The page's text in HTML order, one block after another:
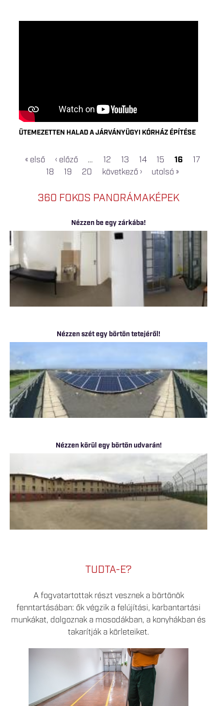
ÜTEMEZETTEN HALAD A JÁRVÁNYÜGYI KÓRHÁZ ÉPÍTÉSE
OLDALAK
« első ‹ előző … 12 13 14 15 16
17
18
19 20 következő › utolsó »
360 FOKOS PANORÁMAKÉPEK
Nézzen be egy zárkába!
Nézzen szét egy börtön tetejéről!
Nézzen körül egy börtön udvarán!
TUDTA-E?
A fogvatartottak részt vesznek a börtönök
fenntartásában: ők végzik a felújítási, karbantartási
munkákat, dolgoznak a mosodákban, a konyhákban és
takarítják a körleteiket.